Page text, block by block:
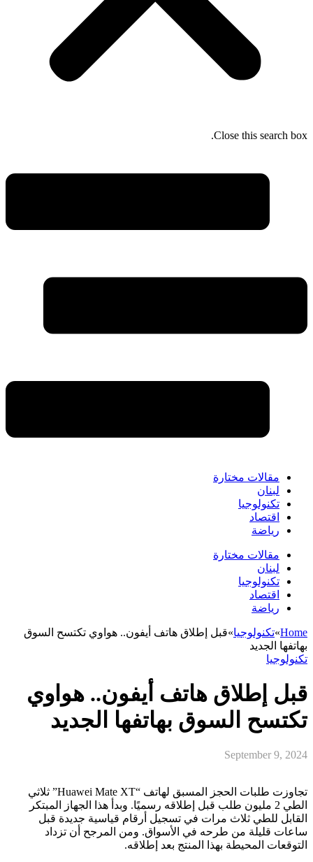
Close this search box.
مقالات مختارة
لبنان
تكنولوجيا
اقتصاد
رياضة
مقالات مختارة
لبنان
تكنولوجيا
اقتصاد
رياضة
Home
»تكنولوجيا»قبل إطلاق هاتف أيفون.. هواوي تكتسح السوق
بهاتفها الجديد
تكنولوجيا
قبل إطلاق هاتف أيفون.. هواوي
تكتسح السوق بهاتفها الجديد
September 9, 2024
تجاوزت طلبات الحجز المسبق لهاتف “Huawei Mate XT” ثلاثي
الطي 2 مليون طلب قبل إطلاقه رسميًا. وبدأ هذا الجهاز المبتكر
القابل للطي ثلاث مرات في تسجيل أرقام قياسية جديدة قبل
ساعات قليلة من طرحه في الأسواق. ومن المرجح أن تزداد
التوقعات المحيطة بهذا المنتج بعد إطلاقه.